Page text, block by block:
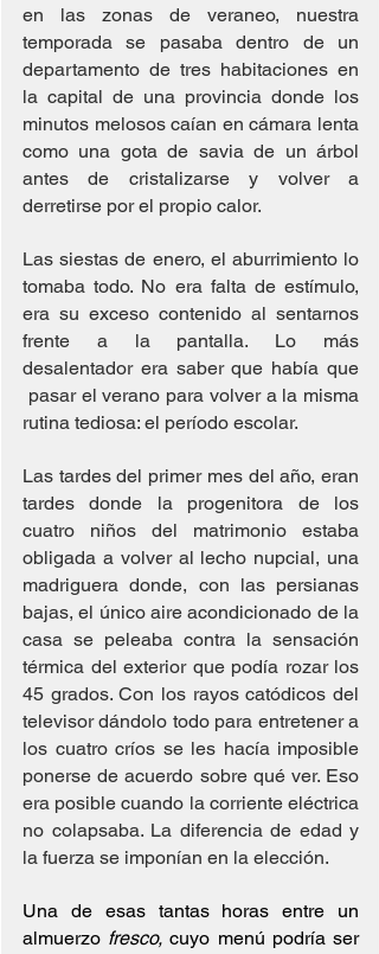
en las zonas de veraneo, nuestra
temporada se pasaba dentro de un
departamento de tres habitaciones en
la capital de una provincia donde los
minutos melosos caían en cámara lenta
como una gota de savia de un árbol
antes de cristalizarse y volver a
derretirse por el propio calor.
Las siestas de enero, el aburrimiento lo
tomaba todo. No era falta de estímulo,
era su exceso contenido al sentarnos
frente a la pantalla. Lo más
desalentador era saber que había que
pasar el verano para volver a la misma
rutina tediosa: el período escolar.
Las tardes del primer mes del año, eran
tardes donde la progenitora de los
cuatro niños del matrimonio estaba
obligada a volver al lecho nupcial, una
madriguera donde, con las persianas
bajas, el único aire acondicionado de la
casa se peleaba contra la sensación
térmica del exterior que podía rozar los
45 grados. Con los rayos catódicos del
televisor dándolo todo para entretener a
los cuatro críos se les hacía imposible
ponerse de acuerdo sobre qué ver. Eso
era posible cuando la corriente eléctrica
no colapsaba. La diferencia de edad y
la fuerza se imponían en la elección.
Una de esas tantas horas entre un
almuerzo fresco, cuyo menú podría ser